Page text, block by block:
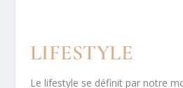
LIFESTYLE
Le lifestyle se définit par notre